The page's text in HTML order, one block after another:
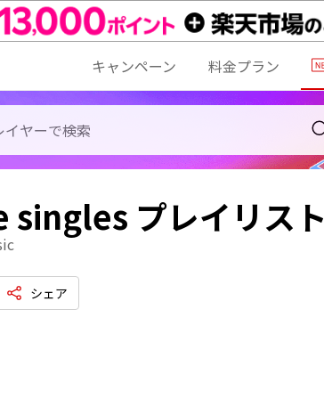
キャンペーン 料金プラン
プレイリスト
シェア